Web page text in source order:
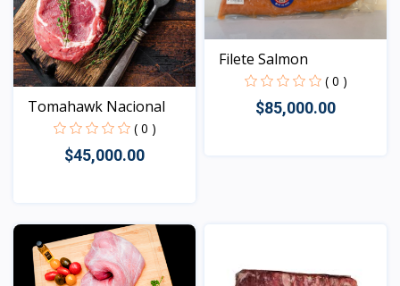
Tomahawk Nacional
( 0 )
$45,000.00
Vista
Filete Salmon
( 0 )
$85,000.00